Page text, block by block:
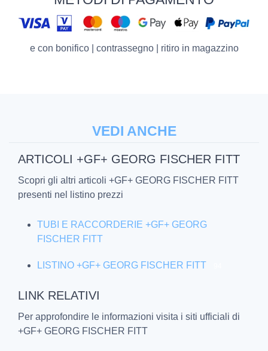
e con bonifico | contrassegno | ritiro in magazzino
VEDI ANCHE
ARTICOLI +GF+ GEORG FISCHER FITT
Scopri gli altri articoli +GF+ GEORG FISCHER FITT
presenti nel listino prezzi
TUBI E RACCORDERIE +GF+ GEORG
FISCHER FITT
LISTINO +GF+ GEORG FISCHER FITT
LINK RELATIVI
Per approfondire le informazioni visita i siti ufficiali di
+GF+ GEORG FISCHER FITT